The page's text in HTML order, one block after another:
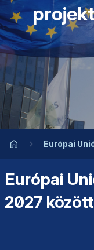
Európai
Európai
2027 között